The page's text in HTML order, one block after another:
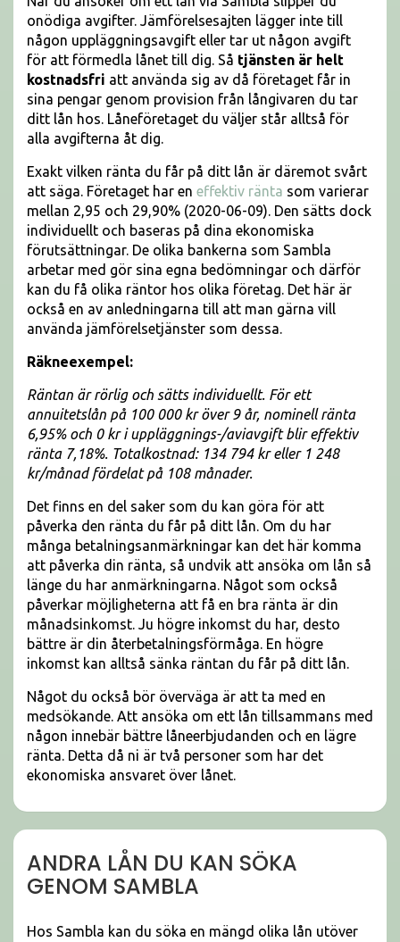
onödiga avgifter. Jämförelsesajten lägger inte till
någon uppläggningsavgift eller tar ut någon avgift
för att förmedla lånet till dig. Så tjänsten är helt
kostnadsfri att använda sig av då företaget får in
sina pengar genom provision från långivaren du tar
ditt lån hos. Låneföretaget du väljer står alltså för
alla avgifterna åt dig.
Exakt vilken ränta du får på ditt lån är däremot svårt
att säga. Företaget har en effektiv ränta som varierar
mellan 2,95 och 29,90% (2020-06-09). Den sätts dock
individuellt och baseras på dina ekonomiska
förutsättningar. De olika bankerna som Sambla
arbetar med gör sina egna bedömningar och därför
kan du få olika räntor hos olika företag. Det här är
också en av anledningarna till att man gärna vill
använda jämförelsetjänster som dessa.
Räkneexempel:
Räntan är rörlig och sätts individuellt. För ett
annuitetslån på 100 000 kr över 9 år, nominell ränta
6,95% och 0 kr i uppläggnings-/aviavgift blir effektiv
ränta 7,18%. Totalkostnad: 134 794 kr eller 1 248
kr/månad fördelat på 108 månader.
Det finns en del saker som du kan göra för att
påverka den ränta du får på ditt lån. Om du har
många betalningsanmärkningar kan det här komma
att påverka din ränta, så undvik att ansöka om lån så
länge du har anmärkningarna. Något som också
påverkar möjligheterna att få en bra ränta är din
månadsinkomst. Ju högre inkomst du har, desto
bättre är din återbetalningsförmåga. En högre
inkomst kan alltså sänka räntan du får på ditt lån.
Något du också bör överväga är att ta med en
medsökande. Att ansöka om ett lån tillsammans med
någon innebär bättre låneerbjudanden och en lägre
ränta. Detta då ni är två personer som har det
ekonomiska ansvaret över lånet.
ANDRA LÅN DU KAN SÖKA
GENOM SAMBLA
Hos Sambla kan du söka en mängd olika lån utöver